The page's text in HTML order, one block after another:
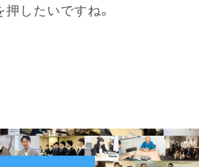
したいですね。